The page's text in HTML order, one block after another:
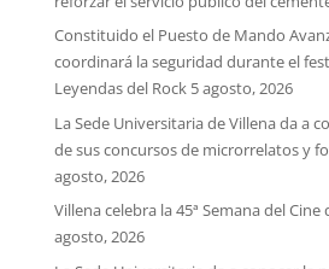
Constituido el Puesto de Mando
coordinará la seguridad durante el
Leyendas del Rock 5 agosto, 2026
La Sede Universitaria de Villena da a
de sus concursos de microrrelatos y
agosto, 2026
Villena celebra la 45ª Semana del Cine
agosto, 2026